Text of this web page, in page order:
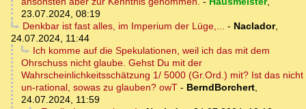
23.07.2024, 08:19
Denkbar ist fast alles, im Imperium der Lüge,... - Naclador,
24.07.2024, 11:44
Ich komme auf die Spekulationen, weil ich das mit dem
Ohrschuss nicht glaube. Gehst Du mit der
Wahrscheinlichkeitsschätzung 1/ 5000 (Gr.Ord.) mit? Ist das nicht
un-rational, sowas zu glauben? owT - BerndBorchert,
24.07.2024, 11:59